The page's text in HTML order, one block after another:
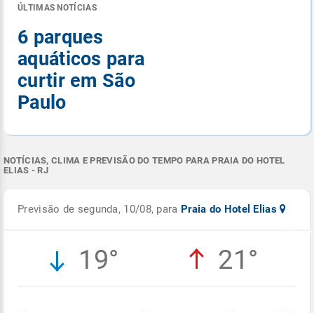
ÚLTIMAS NOTÍCIAS
6 parques
aquáticos para
curtir em São
Paulo
NOTÍCIAS, CLIMA E PREVISÃO DO TEMPO PARA PRAIA DO HOTEL
ELIAS - RJ
Previsão de segunda, 10/08, para Praia do Hotel Elias
19° 21°